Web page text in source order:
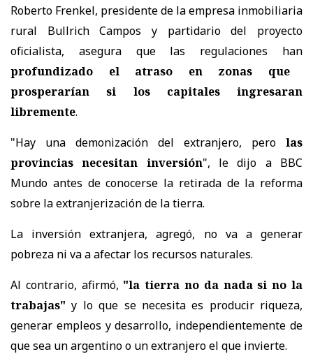
Roberto Frenkel, presidente de la empresa inmobiliaria
rural Bullrich Campos y partidario del proyecto
oficialista, asegura que las regulaciones han
profundizado el atraso en zonas que
prosperarían si los capitales ingresaran
libremente.
"Hay una demonización del extranjero, pero las
provincias necesitan inversión", le dijo a BBC
Mundo antes de conocerse la retirada de la reforma
sobre la extranjerización de la tierra.
La inversión extranjera, agregó, no va a generar
pobreza ni va a afectar los recursos naturales.
Al contrario, afirmó, "la tierra no da nada si no la
trabajas" y lo que se necesita es producir riqueza,
generar empleos y desarrollo, independientemente de
que sea un argentino o un extranjero el que invierte.